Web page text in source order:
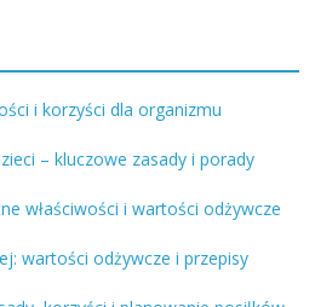
i korzyści dla organizmu
– kluczowe zasady i porady
właściwości i wartości odżywcze
wartości odżywcze i przepisy